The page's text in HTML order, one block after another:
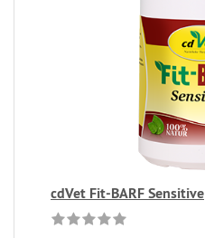
cdVet Fit-BARF Sensitive